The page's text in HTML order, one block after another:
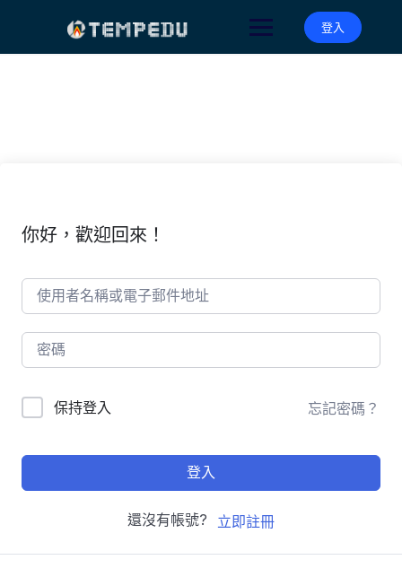
登入
你好，歡迎回來！
保持登入 忘記密碼？
登入
還沒有帳號? 立即註冊